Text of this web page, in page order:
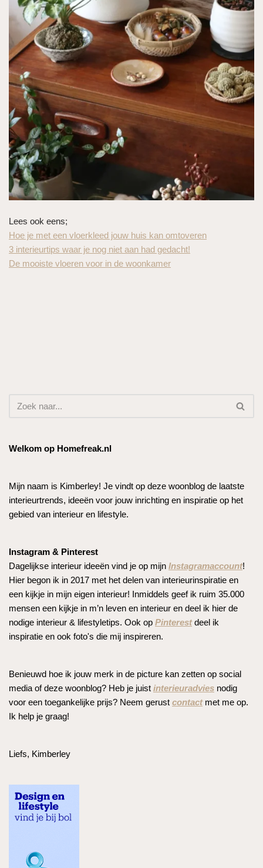
Lees ook eens;
Hoe je met een vloerkleed jouw huis kan omtoveren
3 interieurtips waar je nog niet aan had gedacht!
De mooiste vloeren voor in de woonkamer
Welkom op Homefreak.nl
Mijn naam is Kimberley! Je vindt op deze woonblog de laatste
interieurtrends, ideeën voor jouw inrichting en inspiratie op het
gebied van interieur en lifestyle.
Instagram & Pinterest
Dagelijkse interieur ideeën vind je op mijn Instagramaccount!
Hier begon ik in 2017 met het delen van interieurinspiratie en
een kijkje in mijn eigen interieur! Inmiddels geef ik ruim 35.000
mensen een kijkje in m’n leven en interieur en deel ik hier de
nodige interieur & lifestyletips. Ook op Pinterestdeel ik
inspiratie en ook foto's die mij inspireren.
Benieuwd hoe ik jouw merk in de picture kan zetten op social
media of deze woonblog? Heb je juist interieuradvies nodig
voor een toegankelijke prijs? Neem gerust contactmet me op.
Ik help je graag!
Liefs, Kimberley